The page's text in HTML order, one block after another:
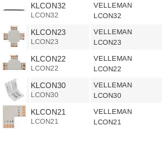
KLCON32
LCON32
VELLEMAN
LCON32
KLCON23
LCON23
VELLEMAN
LCON23
KLCON22
LCON22
VELLEMAN
LCON22
KLCON30
LCON30
VELLEMAN
LCON30
KLCON21
LCON21
VELLEMAN
LCON21